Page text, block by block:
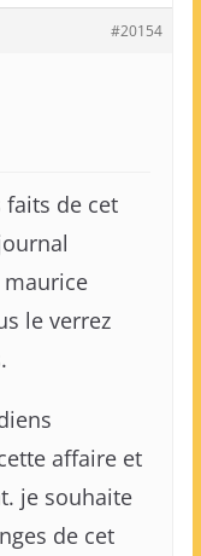
#20154
de cet
maurice
le verrez
affaire et
je souhaite
de cet